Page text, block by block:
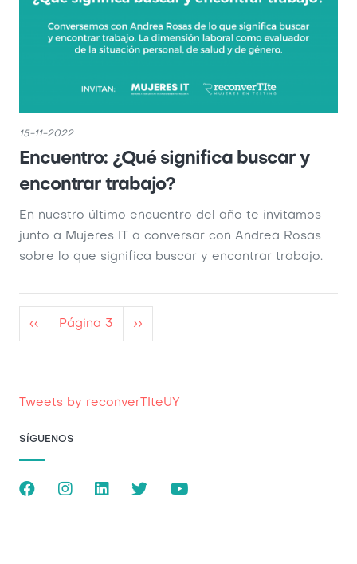
15-11-2022
Encuentro: ¿Qué significa buscar y
encontrar trabajo?
En nuestro último encuentro del año te invitamos
junto a Mujeres IT a conversar con Andrea Rosas
sobre lo que significa buscar y encontrar trabajo.
Paginación
Página
anterior
‹‹ Página 3
Siguiente
página
››
Tweets by reconverTIteUY
SÍGUENOS